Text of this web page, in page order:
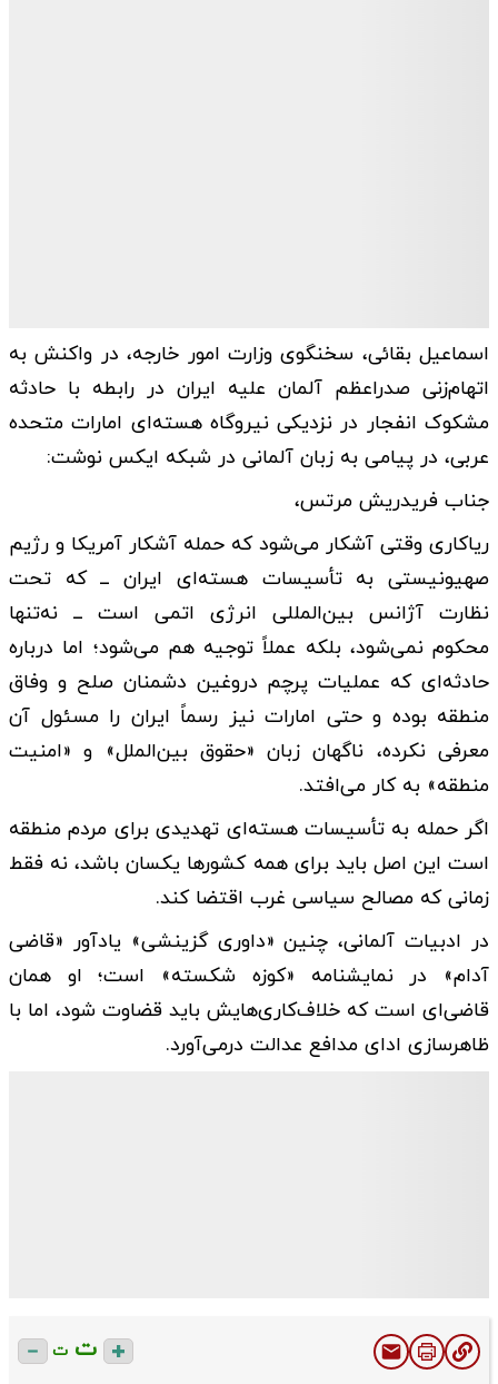
اسماعیل بقائی، سخنگوی وزارت امور خارجه، در واکنش به
اتهام‌زنی صدراعظم آلمان علیه ایران در رابطه با حادثه
مشکوک انفجار در نزدیکی نیروگاه‌ هسته‌ای امارات متحده
عربی، در پیامی به زبان آلمانی در شبکه ایکس نوشت:
جناب فریدریش مرتس،
ریاکاری وقتی آشکار می‌شود که حمله آشکار آمریکا و رژیم
صهیونیستی به تأسیسات هسته‌ای ایران ــ که تحت
نظارت آژانس بین‌المللی انرژی اتمی است ــ نه‌تنها
محکوم نمی‌شود، بلکه عملاً توجیه هم می‌شود؛ اما درباره
حادثه‌ای که عملیات پرچم دروغین دشمنان صلح و وفاق
منطقه بوده و حتی امارات نیز رسماً ایران را مسئول آن
معرفی نکرده، ناگهان زبان «حقوق بین‌الملل» و «امنیت
منطقه» به کار می‌افتد.
اگر حمله به تأسیسات هسته‌ای تهدیدی برای مردم منطقه
است این اصل باید برای همه کشورها یکسان باشد، نه فقط
زمانی که مصالح سیاسی غرب اقتضا کند.
در ادبیات آلمانی، چنین «داوری گزینشی» یادآور «قاضی
آدام» در نمایشنامه «کوزه شکسته» است؛ او همان
قاضی‌ای است که خلاف‌کاری‌هایش باید قضاوت شود، اما با
ظاهرسازی ادای مدافع عدالت درمی‌آورد.
ت ت